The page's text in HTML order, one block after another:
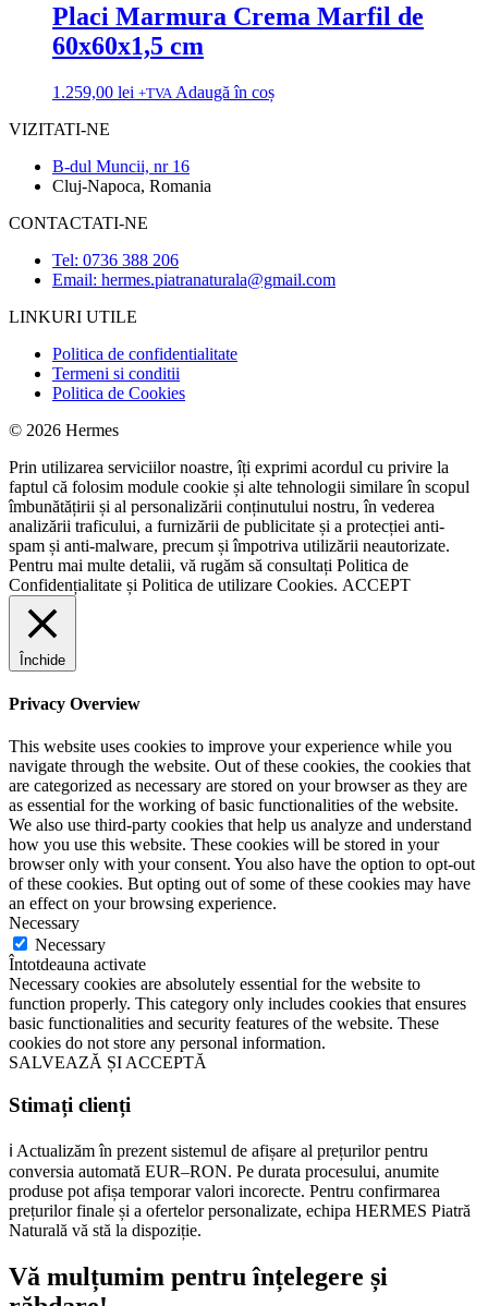
Placi Marmura Crema Marfil de
60x60x1,5 cm
1.259,00 lei +TVA Adaugă în coș
VIZITATI-NE
B-dul Muncii, nr 16
Cluj-Napoca, Romania
CONTACTATI-NE
Tel: 0736 388 206
Email: hermes.piatranaturala@gmail.com
LINKURI UTILE
Politica de confidentialitate
Termeni si conditii
Politica de Cookies
© 2026 Hermes
Prin utilizarea serviciilor noastre, îți exprimi acordul cu privire la
faptul că folosim module cookie și alte tehnologii similare în scopul
îmbunătățirii și al personalizării conținutului nostru, în vederea
analizării traficului, a furnizării de publicitate și a protecției anti-
spam și anti-malware, precum și împotriva utilizării neautorizate.
Pentru mai multe detalii, vă rugăm să consultați Politica de
Confidențialitate și Politica de utilizare Cookies. ACCEPT
Închide
Privacy Overview
This website uses cookies to improve your experience while you
navigate through the website. Out of these cookies, the cookies that
are categorized as necessary are stored on your browser as they are
as essential for the working of basic functionalities of the website.
We also use third-party cookies that help us analyze and understand
how you use this website. These cookies will be stored in your
browser only with your consent. You also have the option to opt-out
of these cookies. But opting out of some of these cookies may have
an effect on your browsing experience.
Necessary
Necessary
Întotdeauna activate
Necessary cookies are absolutely essential for the website to
function properly. This category only includes cookies that ensures
basic functionalities and security features of the website. These
cookies do not store any personal information.
SALVEAZĂ ȘI ACCEPTĂ
Stimați clienți
ℹ️ Actualizăm în prezent sistemul de afișare al prețurilor pentru
conversia automată EUR–RON. Pe durata procesului, anumite
produse pot afișa temporar valori incorecte. Pentru confirmarea
prețurilor finale și a ofertelor personalizate, echipa HERMES Piatră
Naturală vă stă la dispoziție.
Vă mulțumim pentru înțelegere și